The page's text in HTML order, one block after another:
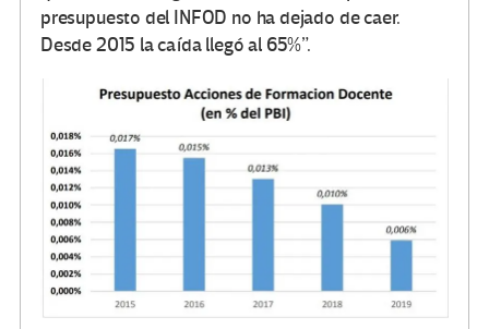
presupuesto del INFOD no ha dejado de caer.
Desde 2015 la caída llegó al 65%”.